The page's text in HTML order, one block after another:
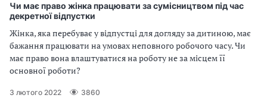
Чи має право жінка працювати за сумісництвом під час
декретної відпустки
Жінка, яка перебуває у відпустці для догляду за дитиною, має
бажання працювати на умовах неповного робочого часу. Чи
має право вона влаштуватися на роботу не за місцем її
основної роботи?
3 лютого 2022 3860